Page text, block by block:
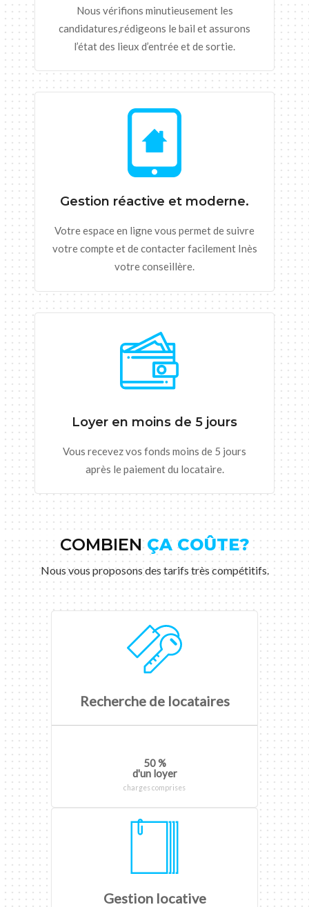
Nous vérifions minutieusement les
candidatures,rédigeons le bail et assurons
l’état des lieux d’entrée et de sortie.
Gestion réactive et moderne.
Votre espace en ligne vous permet de suivre
votre compte et de contacter facilement Inès
votre conseillère.
Loyer en moins de 5 jours
Vous recevez vos fonds moins de 5 jours
après le paiement du locataire.
COMBIENÇA COÛTE?
Nous vous proposons des tarifs très compétitifs.
Recherche de locataires
50 %
d'un loyer
charges comprises
Gestion locative